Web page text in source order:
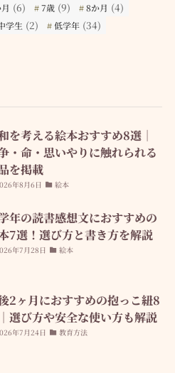
(6) 7歳 (9) 8か月 (4)
学生 (2) 低学年 (34)
を考える絵本おすすめ8選｜
・命・思いやりに触れられる
を掲載
年8月6日 絵本
年の読書感想文におすすめの
7選！選び方と書き方を解説
年7月28日 絵本
2ヶ月におすすめの抱っこ紐8
選び方や安全な使い方も解説
年7月24日 教育方法